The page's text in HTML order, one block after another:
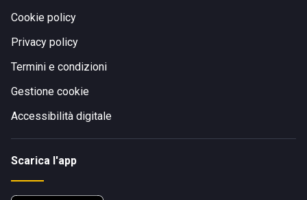
Cookie policy
Privacy policy
Termini e condizioni
Gestione cookie
Accessibilità digitale
Scarica l'app